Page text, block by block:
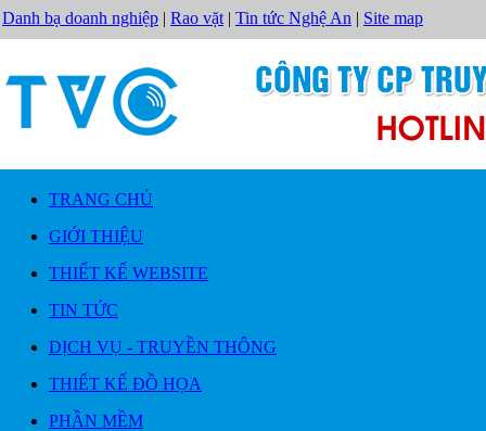
Danh bạ doanh nghiệp | Rao vặt | Tin tức Nghệ An | Site map
TRANG CHỦ
GIỚI THIỆU
THIẾT KẾ WEBSITE
TIN TỨC
DỊCH VỤ - TRUYỀN THÔNG
THIẾT KẾ ĐỒ HỌA
PHẦN MỀM